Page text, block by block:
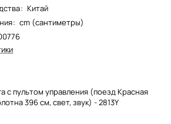
: Китай
: cm (сантиметры)
с пультом управления (поезд Красная
396 см, свет, звук) - 2813Y